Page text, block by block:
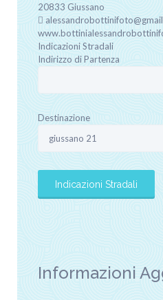
20833 Giussano
Indicazioni Stradali
Indirizzo di Partenza
Destinazione
Informazioni